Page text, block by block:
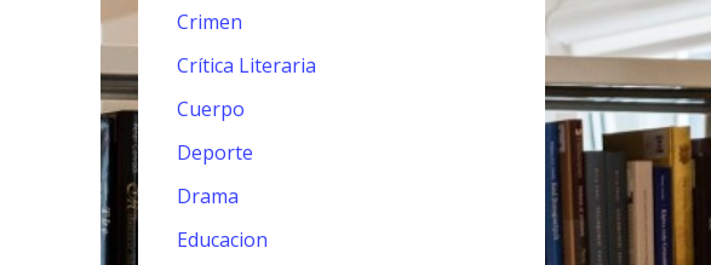
Crimen
Crítica Literaria
Cuerpo
Deporte
Drama
Educacion